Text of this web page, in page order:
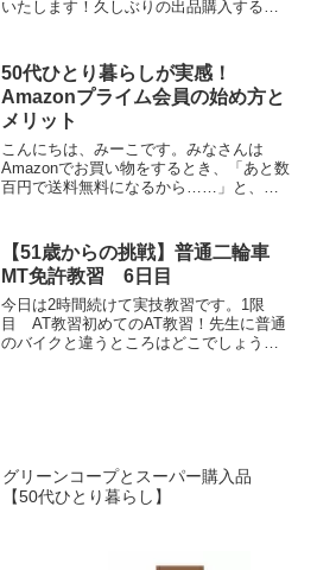
いたします！久しぶりの出品購入するこ
点と出品していて売れていない商品（公
開停止中）を再度出品...
50代ひとり暮らしが実感！
Amazonプライム会員の始め方と
メリット
こんにちは、みーこです。みなさんは
Amazonでお買い物をするとき、「あと数
百円で送料無料になるから……」と、欲
前Amazonプライム会員だったことがある
んです。その時...
【51歳からの挑戦】普通二輪車
MT免許教習 6日目
今日は2時間続けて実技教習です。1限
目 AT教習初めてのAT教習！先生に普通
のバイクと違うところはどこでしょう？
グリーンコープとスーパー購入品
【50代ひとり暮らし】